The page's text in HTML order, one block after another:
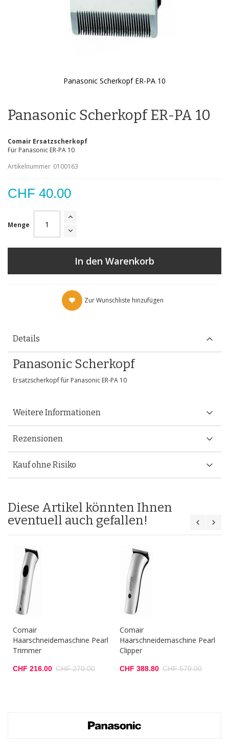
Panasonic Scherkopf ER-PA 10
der
Bildgalerie
Panasonic Scherkopf ER-PA 10
Comair Ersatzscherkopf
Für Panasonic ER-PA 10
Artikelnummer 0100163
CHF 40.00
Menge
In den Warenkorb
Zur Wunschliste hinzufügen
Details
Panasonic Scherkopf
Ersatzscherkopf für Panasonic ER-PA 10
Weitere Informationen
Rezensionen
Kauf ohne Risiko
Diese Artikel könnten Ihnen
eventuell auch gefallen!
Comair
Haarschneidemaschine Pearl
Trimmer
CHF 216.00 CHF 270.00
Comair
Haarschneidemaschine Pearl
Clipper
CHF 388.80 CHF 570.00